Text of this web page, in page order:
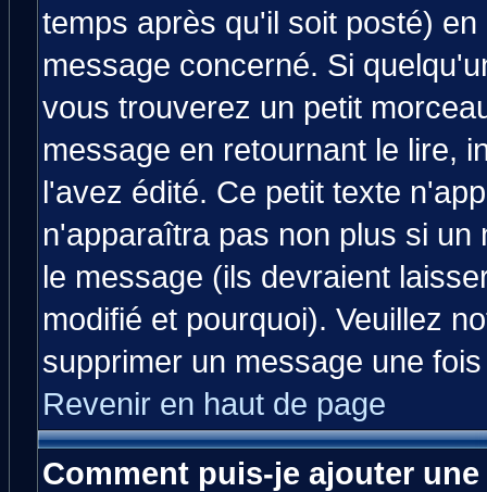
temps après qu'il soit posté)
message concerné. Si
vous trouverez un petit
message en retournant le lire,
l'avez édité. Ce petit texte
n'apparaîtra pas non plus si
le message (ils devraient
modifié et pourquoi). Veuillez
supprimer un message une
Revenir en haut de page
Comment puis-je ajouter